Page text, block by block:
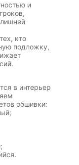
и
кто
подложку,
в интерьер
обшивки: